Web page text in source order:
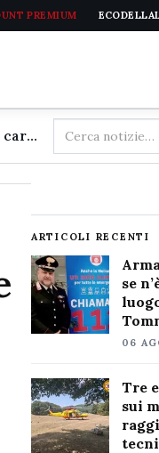
PREMIUM
Arma dei Carabinieri in lutto: se n'è andato troppo presto il luogotenente carica speciale Tommaso Stracqualursi
Cerca
nel
ARTICOLI RECENTI
se
06
Tre
sui